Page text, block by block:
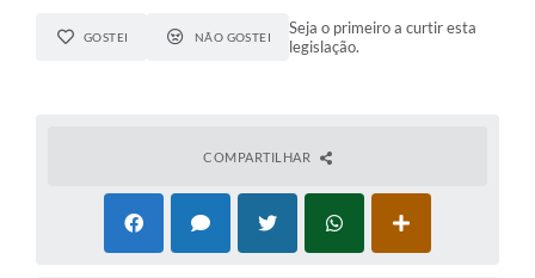
GOSTEI NÃO GOSTEI
Seja o primeiro a curtir esta
legislação.
COMPARTILHAR